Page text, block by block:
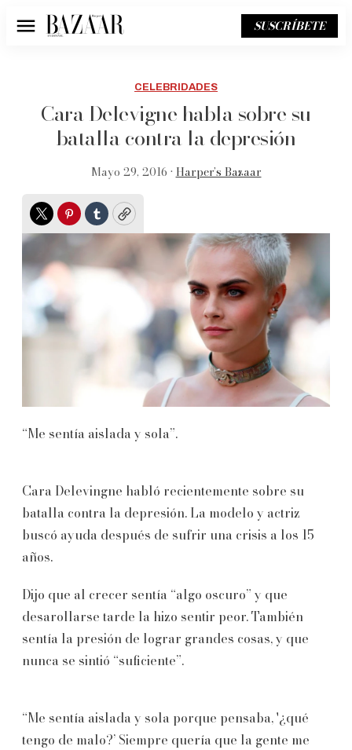
Menú SUSCRÍBETE
CELEBRIDADES
Cara Delevigne habla sobre su
batalla contra la depresión
Mayo 29, 2016 • Harper’s Bazaar
TwitterPinterest
TumblrCopy
“Me sentía aislada y sola”.
Cara Delevingne habló recientemente sobre su
batalla contra la depresión. La modelo y actriz
buscó ayuda después de sufrir una crisis a los 15
años.
Dijo que al crecer sentía “algo oscuro” y que
desarollarse tarde la hizo sentir peor. También
sentía la presión de lograr grandes cosas, y que
nunca se sintió “suficiente”.
“Me sentía aislada y sola porque pensaba, '¿qué
tengo de malo?’ Siempre quería que la gente me